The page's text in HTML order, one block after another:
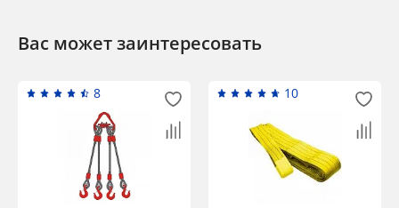
Вас может заинтересовать
8 10